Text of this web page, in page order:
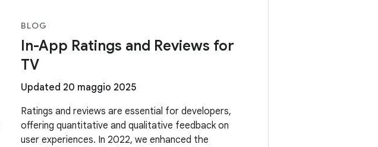
BLOG
In-App Ratings and Reviews for
TV
Updated 20 maggio 2025
Ratings and reviews are essential for developers,
offering quantitative and qualitative feedback on
user experiences. In 2022, we enhanced the